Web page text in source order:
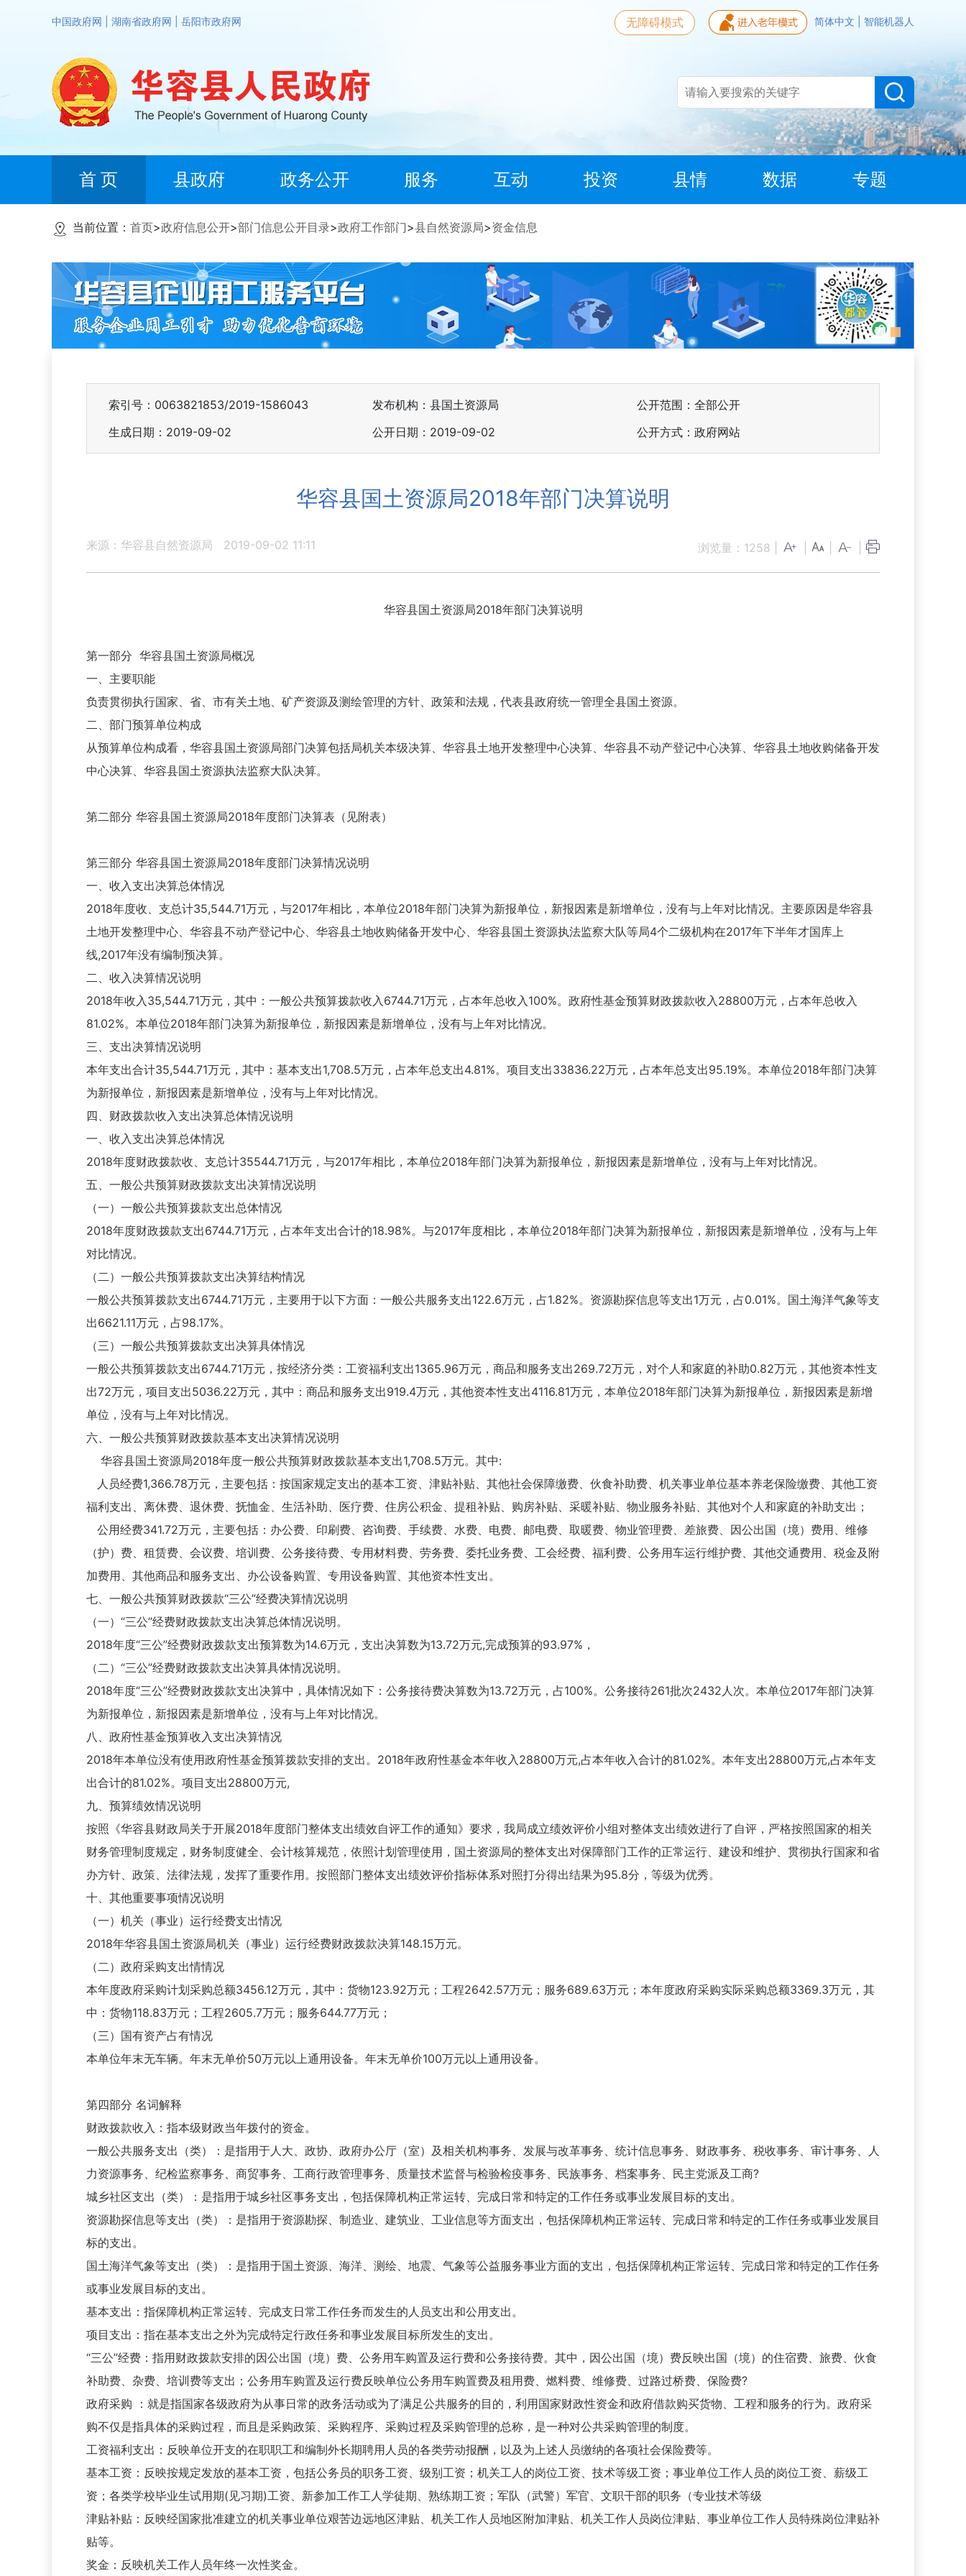
中国政府网 湖南省政府网 岳阳市政府网 简体中文 智能机器人
无障碍模式
首 页 县政府 政务公开 服务 互动 投资 县情 数据 专题
当前位置： 首页>政府信息公开>部门信息公开目录>政府工作部门>县自然资源局>资金信息
索引号：0063821853/2019-1586043 发布机构：县国土资源局
公开范围：全部公开
生成日期：2019-09-02
公开日期：2019-09-02 公开方式：政府网站
华容县国土资源局2018年部门决算说明
来源：华容县自然资源局 2019-09-02 11:11 浏览量： 1258
华容县国土资源局2018年部门决算说明
第一部分 华容县国土资源局概况
一、主要职能
负责贯彻执行国家、省、市有关土地、矿产资源及测绘管理的方针、政策和法规，代表县政府统一管理全县国土资源。
二、部门预算单位构成
从预算单位构成看，华容县国土资源局部门决算包括局机关本级决算、华容县土地开发整理中心决算、华容县不动产登记中心决算、华容县土地收购储备开发
中心决算、华容县国土资源执法监察大队决算。
第二部分 华容县国土资源局2018年度部门决算表（见附表）
第三部分 华容县国土资源局2018年度部门决算情况说明
一、收入支出决算总体情况
2018年度收、支总计35,544.71万元，与2017年相比，本单位2018年部门决算为新报单位，新报因素是新增单位，没有与上年对比情况。主要原因是华容县
土地开发整理中心、华容县不动产登记中心、华容县土地收购储备开发中心、华容县国土资源执法监察大队等局4个二级机构在2017年下半年才国库上
线,2017年没有编制预决算。
二、收入决算情况说明
2018年收入35,544.71万元，其中：一般公共预算拨款收入6744.71万元，占本年总收入100%。政府性基金预算财政拨款收入28800万元，占本年总收入
81.02%。本单位2018年部门决算为新报单位，新报因素是新增单位，没有与上年对比情况。
三、支出决算情况说明
本年支出合计35,544.71万元，其中：基本支出1,708.5万元，占本年总支出4.81%。项目支出33836.22万元，占本年总支出95.19%。本单位2018年部门决算
为新报单位，新报因素是新增单位，没有与上年对比情况。
四、财政拨款收入支出决算总体情况说明
一、收入支出决算总体情况
2018年度财政拨款收、支总计35544.71万元，与2017年相比，本单位2018年部门决算为新报单位，新报因素是新增单位，没有与上年对比情况。
五、一般公共预算财政拨款支出决算情况说明
（一）一般公共预算拨款支出总体情况
2018年度财政拨款支出6744.71万元，占本年支出合计的18.98%。与2017年度相比，本单位2018年部门决算为新报单位，新报因素是新增单位，没有与上年
对比情况。
（二）一般公共预算拨款支出决算结构情况
一般公共预算拨款支出6744.71万元，主要用于以下方面：一般公共服务支出122.6万元，占1.82%。资源勘探信息等支出1万元，占0.01%。国土海洋气象等支
出6621.11万元，占98.17%。
（三）一般公共预算拨款支出决算具体情况
一般公共预算拨款支出6744.71万元，按经济分类：工资福利支出1365.96万元，商品和服务支出269.72万元，对个人和家庭的补助0.82万元，其他资本性支
出72万元，项目支出5036.22万元，其中：商品和服务支出919.4万元，其他资本性支出4116.81万元，本单位2018年部门决算为新报单位，新报因素是新增
单位，没有与上年对比情况。
六、一般公共预算财政拨款基本支出决算情况说明
华容县国土资源局2018年度一般公共预算财政拨款基本支出1,708.5万元。其中:
人员经费1,366.78万元，主要包括：按国家规定支出的基本工资、津贴补贴、其他社会保障缴费、伙食补助费、机关事业单位基本养老保险缴费、其他工资
福利支出、离休费、退休费、抚恤金、生活补助、医疗费、住房公积金、提租补贴、购房补贴、采暖补贴、物业服务补贴、其他对个人和家庭的补助支出；
公用经费341.72万元，主要包括：办公费、印刷费、咨询费、手续费、水费、电费、邮电费、取暖费、物业管理费、差旅费、因公出国（境）费用、维修
（护）费、租赁费、会议费、培训费、公务接待费、专用材料费、劳务费、委托业务费、工会经费、福利费、公务用车运行维护费、其他交通费用、税金及附
加费用、其他商品和服务支出、办公设备购置、专用设备购置、其他资本性支出。
七、一般公共预算财政拨款“三公”经费决算情况说明
（一）“三公”经费财政拨款支出决算总体情况说明。
2018年度“三公”经费财政拨款支出预算数为14.6万元，支出决算数为13.72万元,完成预算的93.97%，
（二）“三公”经费财政拨款支出决算具体情况说明。
2018年度“三公”经费财政拨款支出决算中，具体情况如下：公务接待费决算数为13.72万元，占100%。公务接待261批次2432人次。本单位2017年部门决算
为新报单位，新报因素是新增单位，没有与上年对比情况。
八、政府性基金预算收入支出决算情况
2018年本单位没有使用政府性基金预算拨款安排的支出。2018年政府性基金本年收入28800万元,占本年收入合计的81.02%。本年支出28800万元,占本年支
出合计的81.02%。项目支出28800万元,
九、预算绩效情况说明
按照《华容县财政局关于开展2018年度部门整体支出绩效自评工作的通知》要求，我局成立绩效评价小组对整体支出绩效进行了自评，严格按照国家的相关
财务管理制度规定，财务制度健全、会计核算规范，依照计划管理使用，国土资源局的整体支出对保障部门工作的正常运行、建设和维护、贯彻执行国家和省
办方针、政策、法律法规，发挥了重要作用。按照部门整体支出绩效评价指标体系对照打分得出结果为95.8分，等级为优秀。
十、其他重要事项情况说明
（一）机关（事业）运行经费支出情况
2018年华容县国土资源局机关（事业）运行经费财政拨款决算148.15万元。
（二）政府采购支出情情况
本年度政府采购计划采购总额3456.12万元，其中：货物123.92万元；工程2642.57万元；服务689.63万元；本年度政府采购实际采购总额3369.3万元，其
中：货物118.83万元；工程2605.7万元；服务644.77万元；
（三）国有资产占有情况
本单位年末无车辆。年末无单价50万元以上通用设备。年末无单价100万元以上通用设备。
第四部分 名词解释
财政拨款收入：指本级财政当年拨付的资金。
一般公共服务支出（类）：是指用于人大、政协、政府办公厅（室）及相关机构事务、发展与改革事务、统计信息事务、财政事务、税收事务、审计事务、人
力资源事务、纪检监察事务、商贸事务、工商行政管理事务、质量技术监督与检验检疫事务、民族事务、档案事务、民主党派及工商?
城乡社区支出（类）：是指用于城乡社区事务支出，包括保障机构正常运转、完成日常和特定的工作任务或事业发展目标的支出。
资源勘探信息等支出（类）：是指用于资源勘探、制造业、建筑业、工业信息等方面支出，包括保障机构正常运转、完成日常和特定的工作任务或事业发展目
标的支出。
国土海洋气象等支出（类）：是指用于国土资源、海洋、测绘、地震、气象等公益服务事业方面的支出，包括保障机构正常运转、完成日常和特定的工作任务
或事业发展目标的支出。
基本支出：指保障机构正常运转、完成支日常工作任务而发生的人员支出和公用支出。
项目支出：指在基本支出之外为完成特定行政任务和事业发展目标所发生的支出。
“三公”经费：指用财政拨款安排的因公出国（境）费、公务用车购置及运行费和公务接待费。其中，因公出国（境）费反映出国（境）的住宿费、旅费、伙食
补助费、杂费、培训费等支出；公务用车购置及运行费反映单位公务用车购置费及租用费、燃料费、维修费、过路过桥费、保险费?
政府采购 ：就是指国家各级政府为从事日常的政务活动或为了满足公共服务的目的，利用国家财政性资金和政府借款购买货物、工程和服务的行为。政府采
购不仅是指具体的采购过程，而且是采购政策、采购程序、采购过程及采购管理的总称，是一种对公共采购管理的制度。
工资福利支出：反映单位开支的在职职工和编制外长期聘用人员的各类劳动报酬，以及为上述人员缴纳的各项社会保险费等。
基本工资：反映按规定发放的基本工资，包括公务员的职务工资、级别工资；机关工人的岗位工资、技术等级工资；事业单位工作人员的岗位工资、薪级工
资；各类学校毕业生试用期(见习期)工资、新参加工作工人学徒期、熟练期工资；军队（武警）军官、文职干部的职务（专业技术等级
津贴补贴：反映经国家批准建立的机关事业单位艰苦边远地区津贴、机关工作人员地区附加津贴、机关工作人员岗位津贴、事业单位工作人员特殊岗位津贴补
贴等。
奖金：反映机关工作人员年终一次性奖金。